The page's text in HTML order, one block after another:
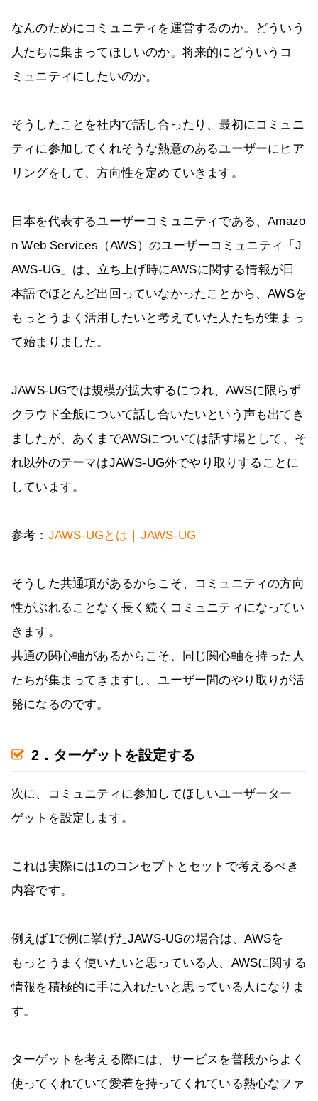
なんのためにコミュニティを運営するのか。どういう
人たちに集まってほしいのか。将来的にどういうコ
ミュニティにしたいのか。
そうしたことを社内で話し合ったり、最初にコミュニ
ティに参加してくれそうな熱意のあるユーザーにヒア
リングをして、方向性を定めていきます。
日本を代表するユーザーコミュニティである、Amazo
n Web Services（AWS）のユーザーコミュニティ「J
AWS-UG」は、立ち上げ時にAWSに関する情報が日
本語でほとんど出回っていなかったことから、AWSを
もっとうまく活用したいと考えていた人たちが集まっ
て始まりました。
JAWS-UGでは規模が拡大するにつれ、AWSに限らず
クラウド全般について話し合いたいという声も出てき
ましたが、あくまでAWSについては話す場として、そ
れ以外のテーマはJAWS-UG外でやり取りすることに
しています。
参考： JAWS-UGとは｜JAWS-UG
そうした共通項があるからこそ、コミュニティの方向
性がぶれることなく長く続くコミュニティになってい
きます。
共通の関心軸があるからこそ、同じ関心軸を持った人
たちが集まってきますし、ユーザー間のやり取りが活
発になるのです。
2．ターゲットを設定する
次に、コミュニティに参加してほしいユーザーター
ゲットを設定します。
これは実際には1のコンセプトとセットで考えるべき
内容です。
例えば1で例に挙げたJAWS-UGの場合は、AWSを
もっとうまく使いたいと思っている人、AWSに関する
情報を積極的に手に入れたいと思っている人になりま
す。
ターゲットを考える際には、サービスを普段からよく
使ってくれていて愛着を持ってくれている熱心なファ